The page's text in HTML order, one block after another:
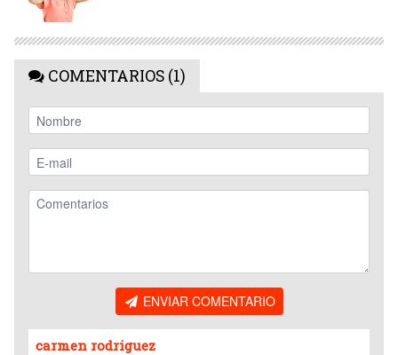
COMENTARIOS (1)
ENVIAR COMENTARIO
carmen rodriguez